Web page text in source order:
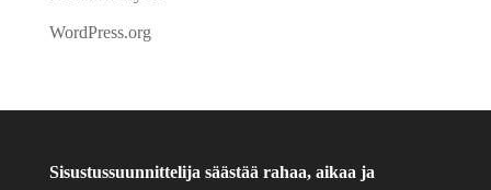
WordPress.org
Sisustussuunnittelija säästää rahaa, aikaa ja